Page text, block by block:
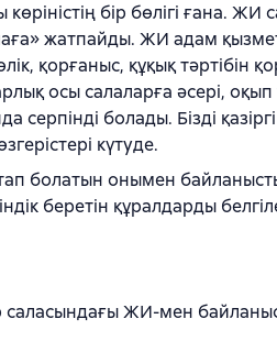
бір бөлігі ғана. ЖИ
жатпайды. ЖИ адам
қорғаныс, құқық тәртібін
осы салаларға әсері,
серпінді болады. Бізді
күтуде.
болатын онымен
беретін құралдарды
саласындағы ЖИ-мен